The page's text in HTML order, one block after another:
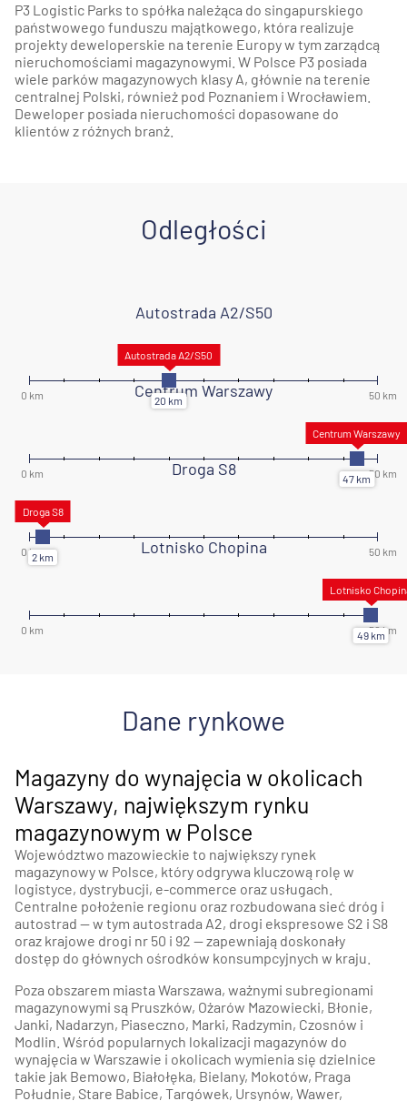
P3 Logistic Parks to spółka należąca do singapurskiego
państwowego funduszu majątkowego, która realizuje
projekty deweloperskie na terenie Europy w tym zarządcą
nieruchomościami magazynowymi. W Polsce P3 posiada
wiele parków magazynowych klasy A, głównie na terenie
centralnej Polski, również pod Poznaniem i Wrocławiem.
Deweloper posiada nieruchomości dopasowane do
klientów z różnych branż.
Odległości
Autostrada A2/S50
Centrum Warszawy
Droga S8
Lotnisko Chopina
Dane rynkowe
Magazyny do wynajęcia w okolicach
Warszawy, największym rynku
magazynowym w Polsce
Województwo mazowieckie to największy rynek
magazynowy w Polsce, który odgrywa kluczową rolę w
logistyce, dystrybucji, e-commerce oraz usługach.
Centralne położenie regionu oraz rozbudowana sieć dróg i
autostrad — w tym autostrada A2, drogi ekspresowe S2 i S8
oraz krajowe drogi nr 50 i 92 — zapewniają doskonały
dostęp do głównych ośrodków konsumpcyjnych w kraju.
Poza obszarem miasta Warszawa, ważnymi subregionami
magazynowymi są Pruszków, Ożarów Mazowiecki, Błonie,
Janki, Nadarzyn, Piaseczno, Marki, Radzymin, Czosnów i
Modlin. Wśród popularnych lokalizacji magazynów do
wynajęcia w Warszawie i okolicach wymienia się dzielnice
takie jak Bemowo, Białołęka, Bielany, Mokotów, Praga
Południe, Stare Babice, Targówek, Ursynów, Wawer,